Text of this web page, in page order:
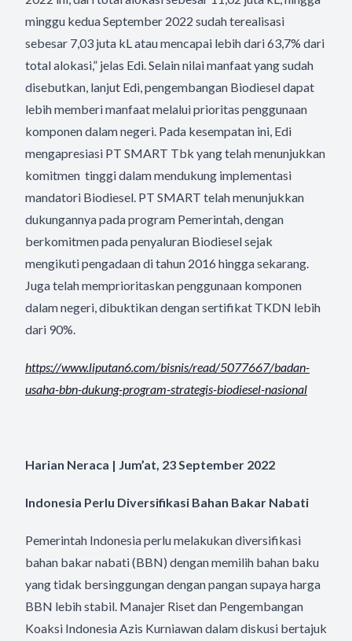
minggu kedua September 2022 sudah terealisasi
sebesar 7,03 juta kL atau mencapai lebih dari 63,7% dari
total alokasi,” jelas Edi. Selain nilai manfaat yang sudah
disebutkan, lanjut Edi, pengembangan Biodiesel dapat
lebih memberi manfaat melalui prioritas penggunaan
komponen dalam negeri. Pada kesempatan ini, Edi
mengapresiasi PT SMART Tbk yang telah menunjukkan
komitmen tinggi dalam mendukung implementasi
mandatori Biodiesel. PT SMART telah menunjukkan
dukungannya pada program Pemerintah, dengan
berkomitmen pada penyaluran Biodiesel sejak
mengikuti pengadaan di tahun 2016 hingga sekarang.
Juga telah memprioritaskan penggunaan komponen
dalam negeri, dibuktikan dengan sertifikat TKDN lebih
dari 90%.
https://www.liputan6.com/bisnis/read/5077667/badan-
usaha-bbn-dukung-program-strategis-biodiesel-nasional
Harian Neraca | Jum’at, 23 September 2022
Indonesia Perlu Diversifikasi Bahan Bakar Nabati
Pemerintah Indonesia perlu melakukan diversifikasi
bahan bakar nabati (BBN) dengan memilih bahan baku
yang tidak bersinggungan dengan pangan supaya harga
BBN lebih stabil. Manajer Riset dan Pengembangan
Koaksi Indonesia Azis Kurniawan dalam diskusi bertajuk